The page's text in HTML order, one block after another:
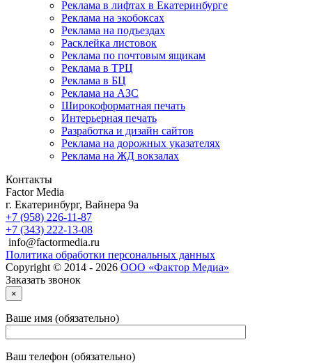
Реклама в лифтах в Екатеринбурге
Реклама на экобоксах
Реклама на подъездах
Расклейка листовок
Реклама по почтовым ящикам
Реклама в ТРЦ
Реклама в БЦ
Реклама на АЗС
Широкоформатная печать
Интерьерная печать
Разработка и дизайн сайтов
Реклама на дорожных указателях
Реклама на ЖД вокзалах
Контакты
Factor Media
г. Екатеринбург, Вайнера 9а
+7 (958) 226-11-87
+7 (343) 222-13-08
info@factormedia.ru
Политика обработки персональных данных
Copyright © 2014 - 2026 ООО «Фактор Медиа»
Заказать звонок
×
Ваше имя (обязательно)
Ваш телефон (обязательно)